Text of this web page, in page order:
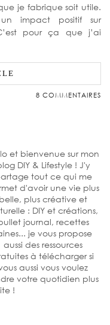
je fabrique soit utile.
impact positif sur
pour ça que j’ai
8 COMMENTAIRES
et bienvenue sur mon
DIY & Lifestyle ! J'y
tout ce qui me
d'avoir une vie plus
belle, plus créative et
: DIY et créations,
journal, recettes
je vous propose
aussi des ressources
à télécharger si
aussi vous voulez
votre quotidien plus
!